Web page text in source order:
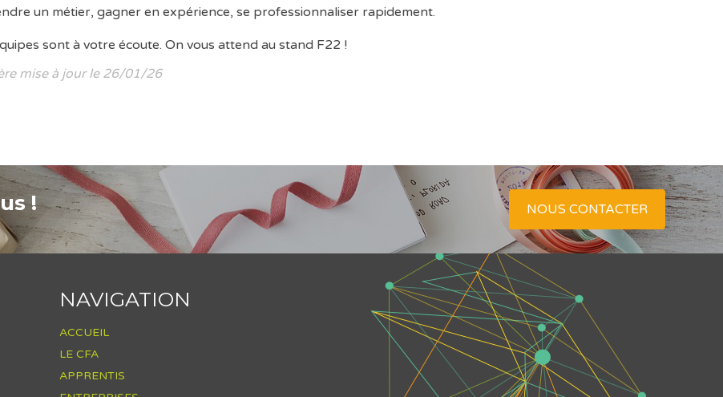
un métier, gagner en expérience, se professionnaliser rapidement.
sont à votre écoute. On vous attend au stand F22 !
mise à jour le 26/01/26
! NOUS CONTACTER
NAVIGATION
ACCUEIL
LE CFA
APPRENTIS